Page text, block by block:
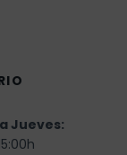
Jueves: